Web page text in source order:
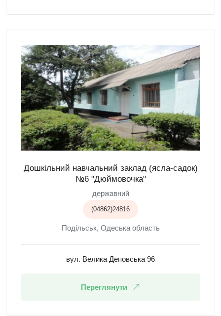
Дошкільний навчальний заклад (ясла-садок)
№6 "Дюймовочка"
державний
(04862)24816
Подільськ, Одеська область
вул. Вeлика Деповська 96
Переглянути